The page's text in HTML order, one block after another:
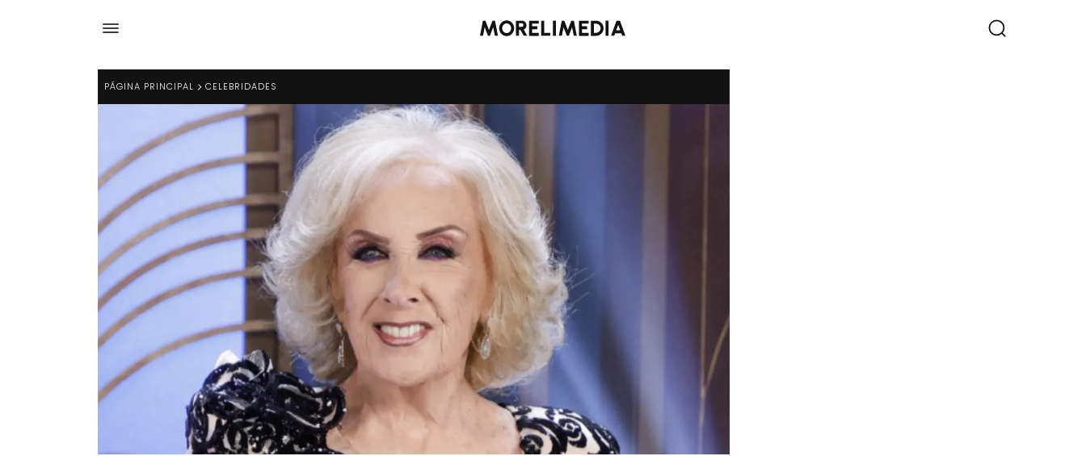
PÁGINA PRINCIPAL CELEBRIDADES